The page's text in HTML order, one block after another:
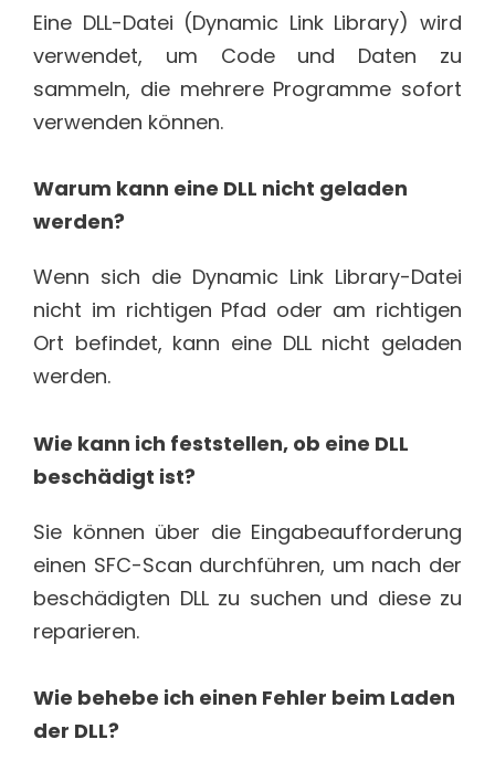
Eine DLL-Datei (Dynamic Link Library) wird
verwendet, um Code und Daten zu
sammeln, die mehrere Programme sofort
verwenden können.
Warum kann eine DLL nicht geladen
werden?
Wenn sich die Dynamic Link Library-Datei
nicht im richtigen Pfad oder am richtigen
Ort befindet, kann eine DLL nicht geladen
werden.
Wie kann ich feststellen, ob eine DLL
beschädigt ist?
Sie können über die Eingabeaufforderung
einen SFC-Scan durchführen, um nach der
beschädigten DLL zu suchen und diese zu
reparieren.
Wie behebe ich einen Fehler beim Laden
der DLL?